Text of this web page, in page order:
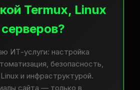
Termux, Linux
ИТ-услуги: настройка
безопасность,
и инфраструктурой.
сайта — только в